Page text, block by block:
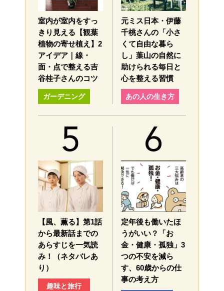
室内が室内をすっ
きり見える【観葉
植物の寄せ植え】2
アイデア｜線・
面・点で整える吉
谷桂子さんのコツ
ガーデニング
元ミス日本・伊藤
千桃さんの「小さ
くて自由な暮ら
し」葉山の自然に
助けられる毎日と
心を整える習慣
あの人の生き方
【風、薫る】第1話
から最新話までの
あらすじを一気読
み！（ネタバレあ
り）
趣味と旅行
定年後も働いたほ
うがいい？「お
金・健康・孤独」3
つの不安を減ら
す、60歳からの仕
事の考え方